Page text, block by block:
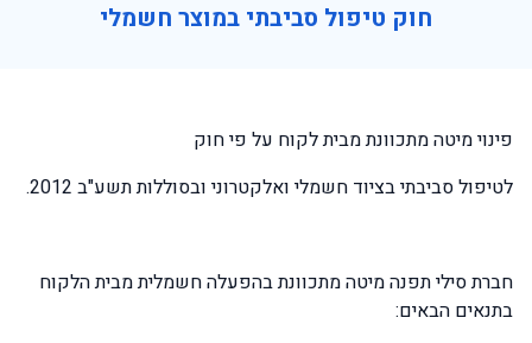
חוק טיפול סביבתי במוצר חשמלי
פינוי מיטה מתכוונת מבית לקוח על פי חוק
לטיפול סביבתי בציוד חשמלי ואלקטרוני ובסוללות תשע"ב 2012.
חברת סילי תפנה מיטה מתכוונת בהפעלה חשמלית מבית הלקוח
בתנאים הבאים: